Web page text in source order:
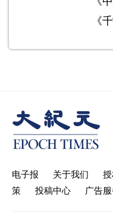
《
电子报 关于我们
策
投稿中心 广告